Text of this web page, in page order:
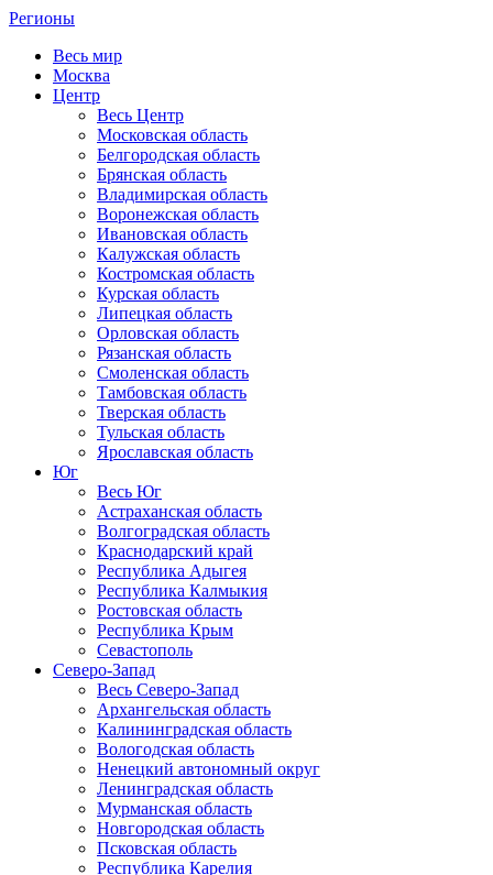
Регионы
Весь мир
Москва
Центр
Весь Центр
Московская область
Белгородская область
Брянская область
Владимирская область
Воронежская область
Ивановская область
Калужская область
Костромская область
Курская область
Липецкая область
Орловская область
Рязанская область
Смоленская область
Тамбовская область
Тверская область
Тульская область
Ярославская область
Юг
Весь Юг
Астраханская область
Волгоградская область
Краснодарский край
Республика Адыгея
Республика Калмыкия
Ростовская область
Республика Крым
Севастополь
Северо-Запад
Весь Северо-Запад
Архангельская область
Калининградская область
Вологодская область
Ненецкий автономный округ
Ленинградская область
Мурманская область
Новгородская область
Псковская область
Республика Карелия